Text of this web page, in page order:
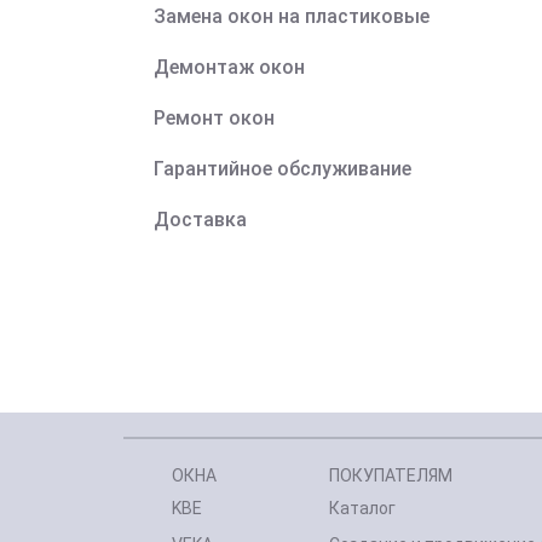
Замена окон на пластиковые
Демонтаж окон
Ремонт окон
Гарантийное обслуживание
Доставка
ОКНА
KBE
ПОКУПАТЕЛЯМ
Каталог